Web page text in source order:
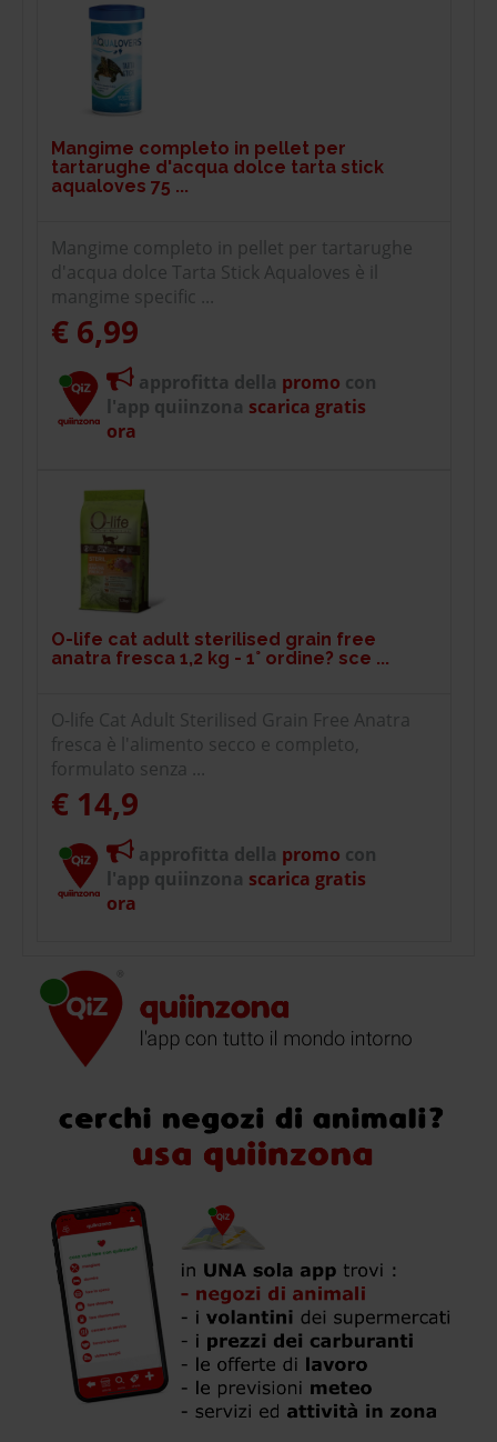
Mangime completo in pellet per
tartarughe d'acqua dolce tarta stick
aqualoves 75 ...
Mangime completo in pellet per tartarughe
d'acqua dolce Tarta Stick Aqualoves è il
mangime specific ...
€ 6,99
approfitta della promo con
l'app quiinzona scarica gratis
ora
O-life cat adult sterilised grain free
anatra fresca 1,2 kg - 1° ordine? sce ...
O-life Cat Adult Sterilised Grain Free Anatra
fresca è l'alimento secco e completo,
formulato senza ...
€ 14,9
approfitta della promo con
l'app quiinzona scarica gratis
ora